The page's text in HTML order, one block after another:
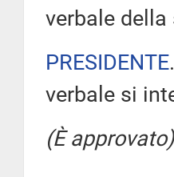
verbale
PRESIDENTE
verbale si
(È approvato)